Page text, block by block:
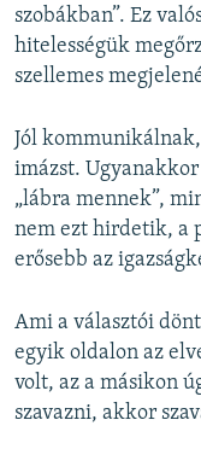
szobákban”. Ez
hitelességük
szellemes
Jól
imázst.
„lábra mennek”,
nem ezt hirdetik, a
erősebb az
Ami a választói
egyik oldalon az
volt, az a másikon
szavazni, akkor